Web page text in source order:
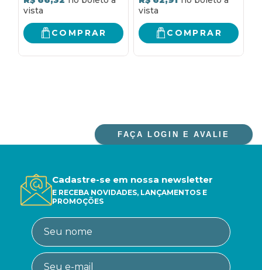
COMPRAR COMPRAR
FAÇA LOGIN E AVALIE
Cadastre-se em nossa newsletter
E RECEBA NOVIDADES, LANÇAMENTOS E
PROMOÇÕES